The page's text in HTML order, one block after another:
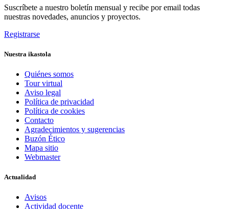
Suscríbete a nuestro boletín mensual y recibe por email todas
nuestras novedades, anuncios y proyectos.
Registrarse
Nuestra ikastola
Quiénes somos
Tour virtual
Aviso legal
Política de privacidad
Política de cookies
Contacto
Agradecimientos y sugerencias
Buzón Ético
Mapa sitio
Webmaster
Actualidad
Avisos
Actividad docente